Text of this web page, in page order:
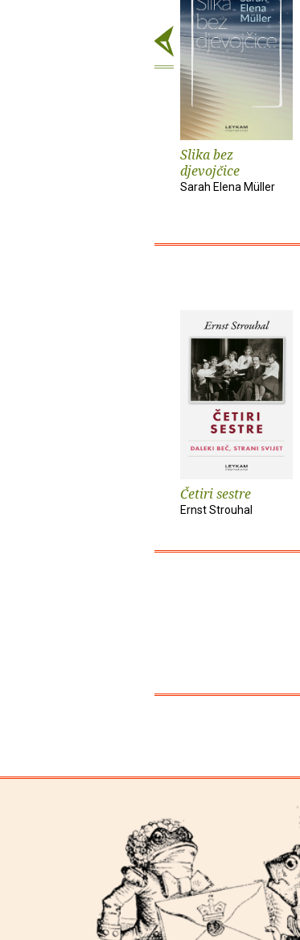
Slika bez
djevojčice
Sarah Elena Müller
Četiri sestre
Ernst Strouhal